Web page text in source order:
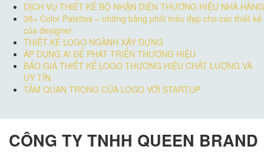
DỊCH VỤ THIẾT KẾ BỘ NHẬN DIỆN THƯƠNG HIỆU NHÀ HÀNG
38+ Color Palettes – những bảng phối màu đẹp cho các thiết kế
của designer
THIẾT KẾ LOGO NGÀNH XÂY DỰNG
ÁP DỤNG AI ĐỂ PHÁT TRIỂN THƯƠNG HIỆU
BÁO GIÁ THIẾT KẾ LOGO THƯƠNG HIỆU CHẤT LƯỢNG VÀ
UY TÍN
TẦM QUAN TRỌNG CỦA LOGO VỚI STARTUP
CÔNG TY TNHH QUEEN BRAND